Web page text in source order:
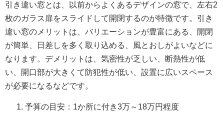
引き違い窓とは、以前からよくあるデザインの窓で、左右2
枚のガラス扉をスライドして開閉するのが特徴です。引き
違い窓のメリットは、バリエーションが豊富にある、開閉
が簡単、日差しを多く取り込める、風とおしがよいなどに
なります。デメリットは、気密性が乏しい、断熱性が低
い、開口部が大きくて防犯性が低い、設置に広いスペース
が必要になるなどです。
予算の目安：1か所に付き3万～18万円程度